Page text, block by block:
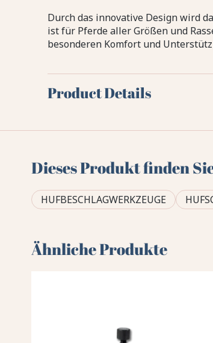
Durch das innovative Design wird
ist für Pferde aller Größen und
besonderen Komfort und
Product Details
Dieses Produkt finden
HUFBESCHLAGWERKZEUGE
Ähnliche Produkte